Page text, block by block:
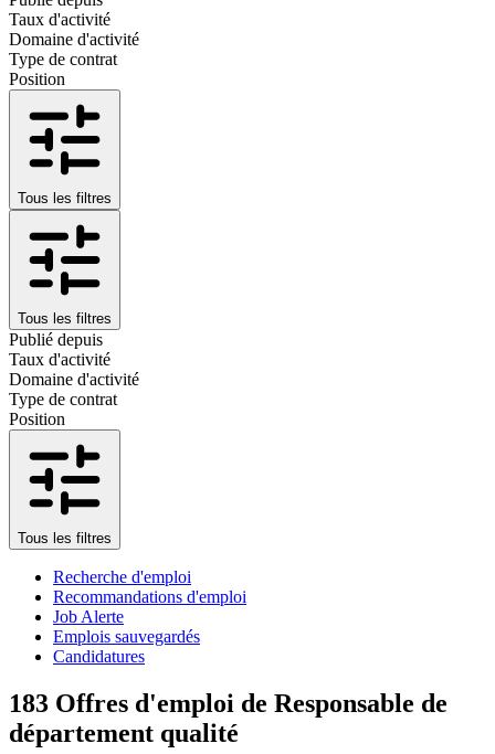
Taux d'activité
Domaine d'activité
Type de contrat
Position
Tous les filtres
Tous les filtres
Publié depuis
Taux d'activité
Domaine d'activité
Type de contrat
Position
Tous les filtres
Recherche d'emploi
Recommandations d'emploi
Job Alerte
Emplois sauvegardés
Candidatures
183 Offres d'emploi de Responsable de
département qualité